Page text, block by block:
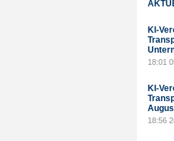
KI-
18:01
KI-
18:56